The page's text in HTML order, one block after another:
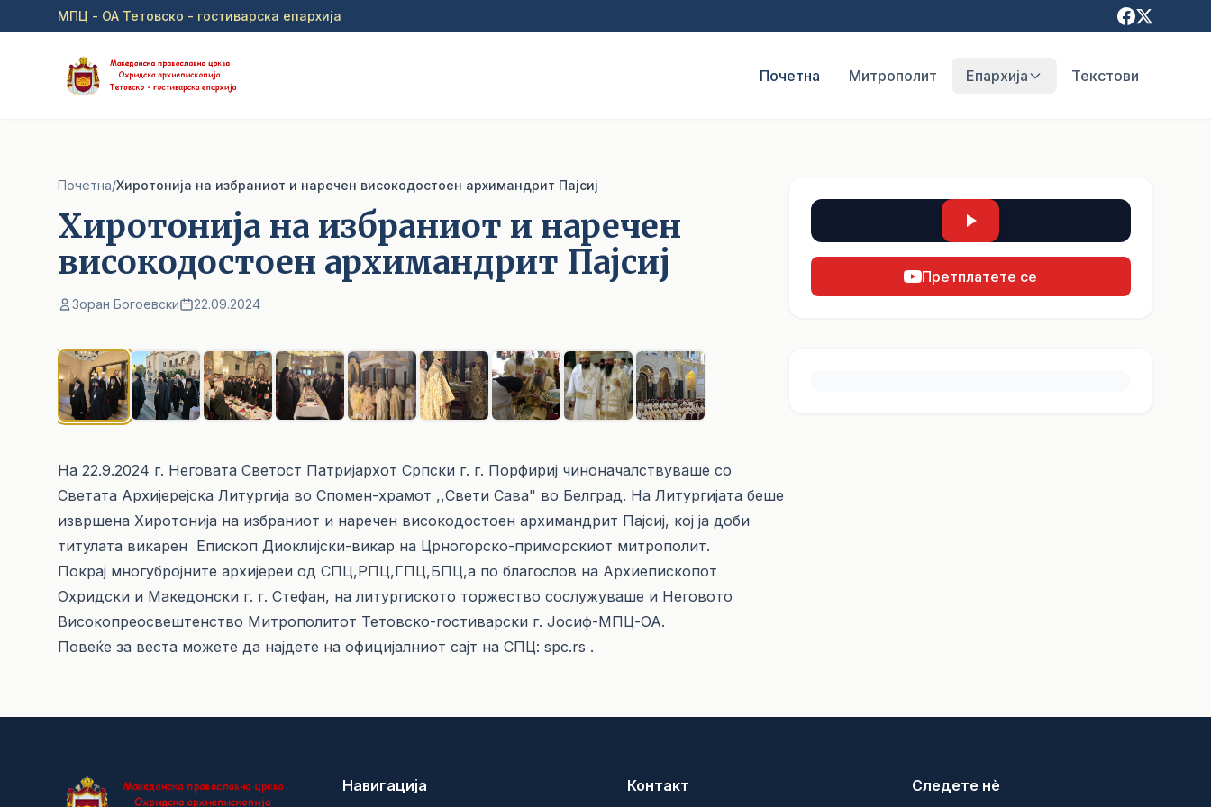
Прејди на главна содржина
МПЦ - ОА Тетовско - гостиварска епархија
Почетна Митрополит Епархија Текстови
Почетна/Хиротонија на избраниот и наречен високодостоен архимандрит Пајсиј
Хиротонија на избраниот и наречен
високодостоен архимандрит Пајсиј
Зоран Богоевски 22.09.2024
На 22.9.2024 г. Неговата Светост Патријархот Српски г. г. Порфириј чиноначалствуваше со
Светата Архијерејска Литургија во Спомен-храмот ,,Свети Сава" во Белград. На Литургијата беше
извршена Хиротонија на избраниот и наречен високодостоен архимандрит Пајсиј, кој ја доби
титулата викарен Епископ Диоклијски-викар на Црногорско-приморскиот митрополит.
Покрај многубројните архијереи од СПЦ,РПЦ,ГПЦ,БПЦ,а по благослов на Архиепископот
Охридски и Македонски г. г. Стефан, на литургиското торжество сослужуваше и Неговото
Високопреосвештенство Митрополитот Тетовско-гостиварски г. Јосиф-МПЦ-ОА.
Повеќе за веста можете да најдете на официјалниот сајт на СПЦ: spc.rs .
Претплатете се
Навигација Контакт Следете нè